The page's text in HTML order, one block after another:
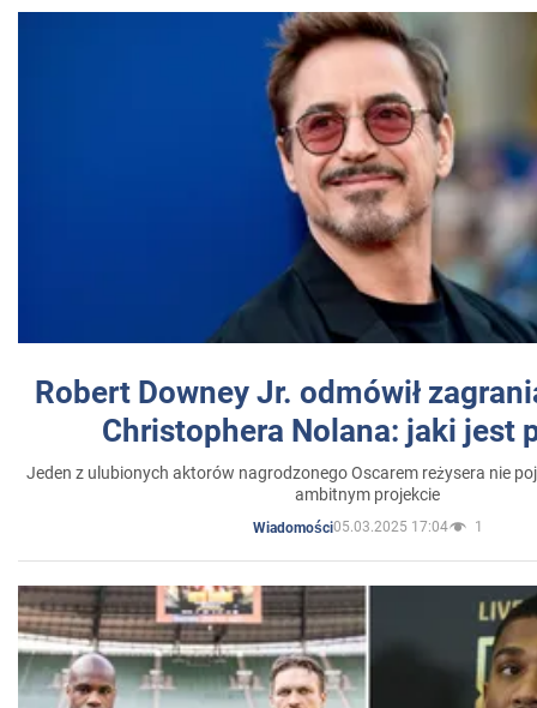
Robert Downey Jr. odmówił
Christophera Nolana: jaki jest
Jeden z ulubionych aktorów nagrodzonego Oscarem reżysera nie
ambitnym projekcie
Wiadomości05.03.2025 17:04 1